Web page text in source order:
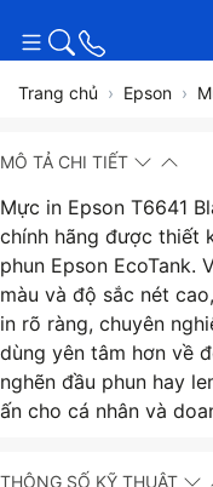
Trang chủ Epson
MÔ TẢ CHI TIẾT
Mực in Epson T6641
chính hãng được thiết
phun Epson EcoTank.
màu và độ sắc nét
in rõ ràng, chuyên
dùng yên tâm hơn về
nghẽn đầu phun hay
ấn cho cá nhân và
THÔNG SỐ KỸ THUẬT